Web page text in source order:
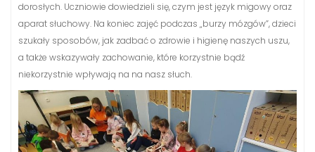
dorosłych. Uczniowie dowiedzieli się, czym jest język migowy oraz
aparat słuchowy. Na koniec zajęć podczas „burzy mózgów”, dzieci
szukały sposobów, jak zadbać o zdrowie i higienę naszych uszu,
a także wskazywały zachowanie, które korzystnie bądź
niekorzystnie wpływają na na nasz słuch.